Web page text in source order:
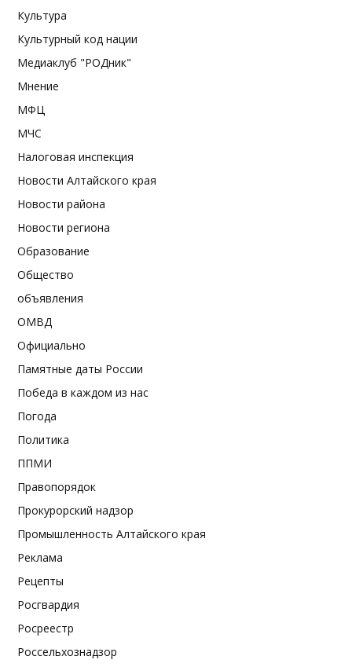
Культура
Культурный код нации
Медиаклуб "РОДник"
Мнение
МФЦ
МЧС
Налоговая инспекция
Новости Алтайского края
Новости района
Новости региона
Образование
Общество
объявления
ОМВД
Официально
Памятные даты России
Победа в каждом из нас
Погода
Политика
ППМИ
Правопорядок
Прокурорский надзор
Промышленность Алтайского края
Реклама
Рецепты
Росгвардия
Росреестр
Россельхознадзор